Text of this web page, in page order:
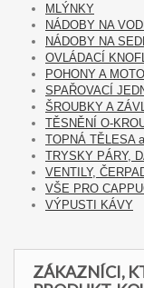
MLÝNKY
NÁDOBY NA
NÁDOBY NA
OVLÁDACÍ
POHONY A
SPAŘOVACÍ
ŠROUBKY A
TĚSNĚNÍ O-
TOPNÁ TĚLESA
TRYSKY PÁRY,
VENTILY,
VŠE PRO
VÝPUSTI KÁVY
ZÁKAZNÍCI,